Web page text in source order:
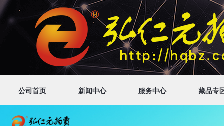
公司首页 新闻中心 服务中心 藏品专